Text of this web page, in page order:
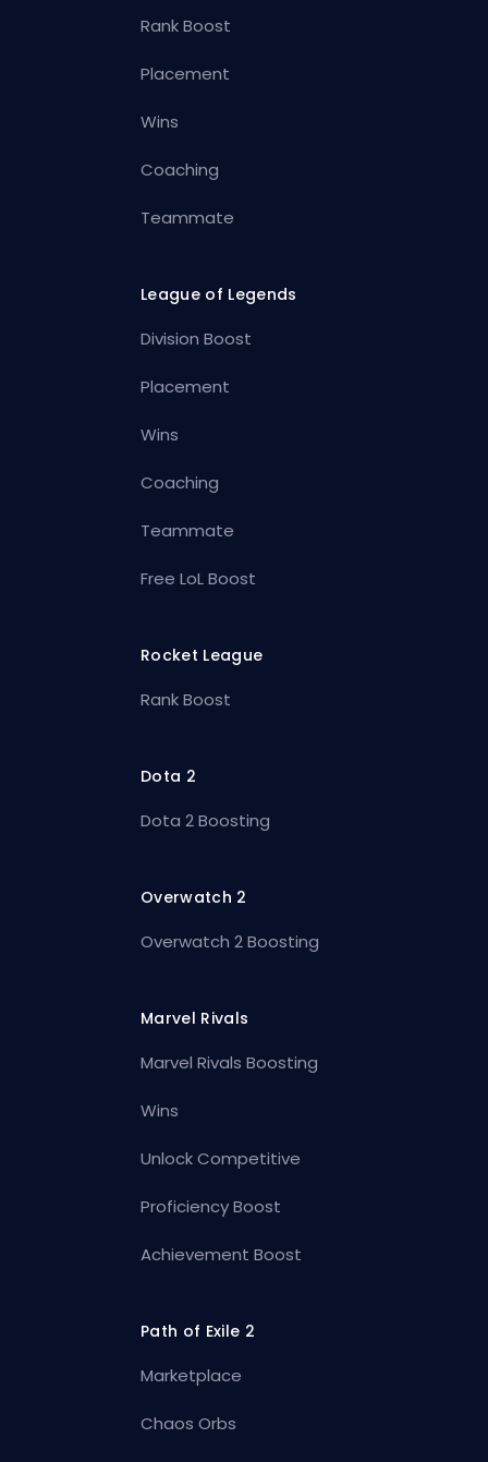
Rank Boost
Placement
Wins
Coaching
Teammate
League of Legends
Division Boost
Placement
Wins
Coaching
Teammate
Free LoL Boost
Rocket League
Rank Boost
Dota 2
Dota 2 Boosting
Overwatch 2
Overwatch 2 Boosting
Marvel Rivals
Marvel Rivals Boosting
Wins
Unlock Competitive
Proficiency Boost
Achievement Boost
Path of Exile 2
Marketplace
Chaos Orbs